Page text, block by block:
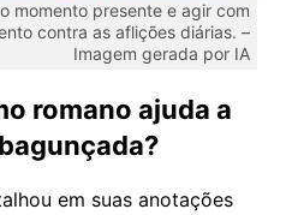
momento presente e agir com
contra as aflições diárias. –
Imagem gerada por IA
romano ajuda a
em suas anotações